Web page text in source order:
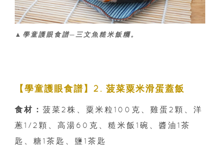
▲學童護眼食譜─三文魚糙米飯糰。
【學童護眼食譜】2. 菠菜粟米滑蛋蓋飯
食材： 菠菜2株、粟米粒100克、雞蛋2顆、洋
蔥1/2顆、高湯60克、糙米飯1碗、醬油1茶
匙、糖1茶匙、鹽1茶匙